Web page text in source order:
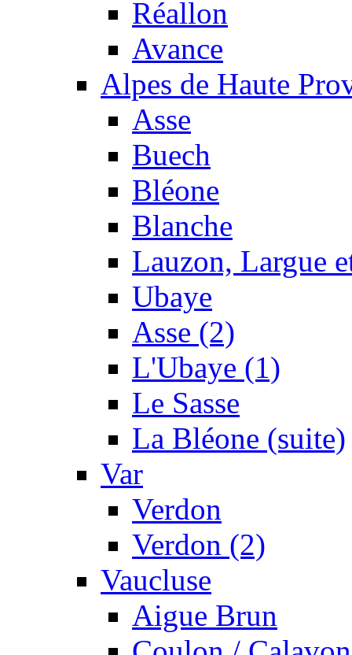
Réallon
Avance
Alpes de Haute
Asse
Buech
Bléone
Blanche
Lauzon, Largue
Ubaye
Asse (2)
L'Ubaye (1)
Le Sasse
La Bléone (suite)
Var
Verdon
Verdon (2)
Vaucluse
Aigue Brun